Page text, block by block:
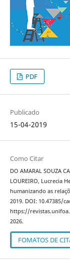
PDF
Publicado
15-04-2019
Como Citar
DO AMARAL SOUZA
LOUREIRO, Lucrecia
humanizando as
2019. DOI: 10.47385/
https://
2026.
FOMATOS DE